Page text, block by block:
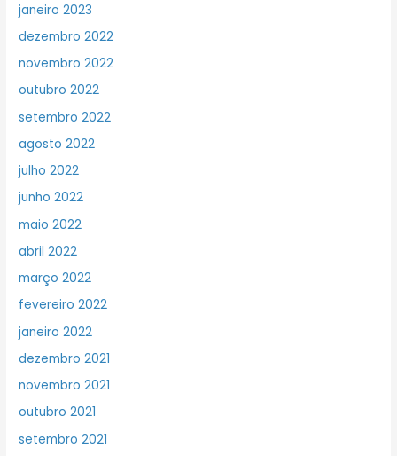
janeiro 2023
dezembro 2022
novembro 2022
outubro 2022
setembro 2022
agosto 2022
julho 2022
junho 2022
maio 2022
abril 2022
março 2022
fevereiro 2022
janeiro 2022
dezembro 2021
novembro 2021
outubro 2021
setembro 2021